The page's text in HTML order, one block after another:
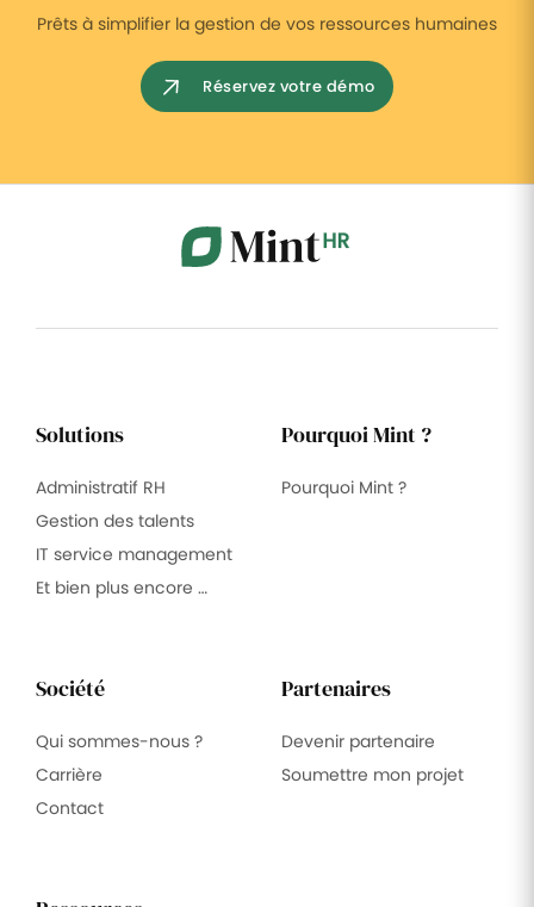
Prêts à simplifier la gestion de vos ressources humaines
Réservez votre démo
Solutions
Administratif RH
Gestion des talents
IT service management
Et bien plus encore …
Pourquoi Mint ?
Pourquoi Mint ?
Société
Qui sommes-nous ?
Carrière
Contact
Partenaires
Devenir partenaire
Soumettre mon projet